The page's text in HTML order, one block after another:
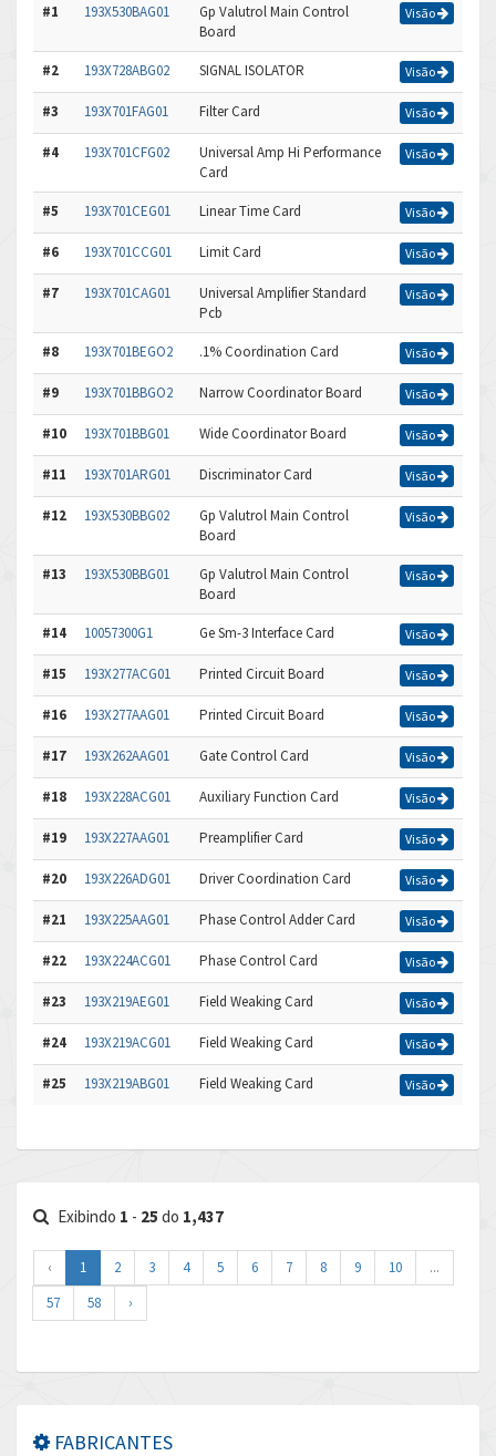
#1 193X530BAG01
Gp Valutrol Main Control
Board
Visão
#2 193X728ABG02 SIGNAL ISOLATOR Visão
#3 193X701FAG01 Filter Card Visão
#4 193X701CFG02
Universal Amp Hi Performance
Card
Visão
#5 193X701CEG01 Linear Time Card Visão
#6 193X701CCG01 Limit Card Visão
#7 193X701CAG01
Universal Amplifier Standard
Pcb
Visão
#8 193X701BEGO2 .1% Coordination Card Visão
#9 193X701BBGO2 Narrow Coordinator Board Visão
#10 193X701BBG01 Wide Coordinator Board Visão
#11 193X701ARG01 Discriminator Card Visão
#12 193X530BBG02
Gp Valutrol Main Control
Board
Visão
#13 193X530BBG01
Gp Valutrol Main Control
Board
Visão
#14 10057300G1 Ge Sm-3 Interface Card Visão
#15 193X277ACG01 Printed Circuit Board Visão
#16 193X277AAG01 Printed Circuit Board Visão
#17 193X262AAG01 Gate Control Card Visão
#18 193X228ACG01 Auxiliary Function Card Visão
#19 193X227AAG01 Preamplifier Card Visão
#20 193X226ADG01 Driver Coordination Card Visão
#21 193X225AAG01 Phase Control Adder Card Visão
#22 193X224ACG01 Phase Control Card Visão
#23 193X219AEG01 Field Weaking Card Visão
#24 193X219ACG01 Field Weaking Card Visão
#25 193X219ABG01 Field Weaking Card Visão
Exibindo 1 - 25 do 1,437
‹ 1 2 3 4 5 6 7 8 9 10
...
57
58 ›
FABRICANTES